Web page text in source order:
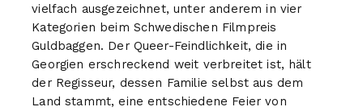
vielfach ausgezeichnet, unter anderem in vier
Kategorien beim Schwedischen Filmpreis
Guldbaggen. Der Queer-Feindlichkeit, die in
Georgien erschreckend weit verbreitet ist, hält
der Regisseur, dessen Familie selbst aus dem
Land stammt, eine entschiedene Feier von